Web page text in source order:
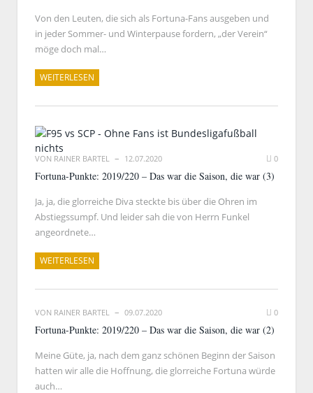
Von den Leuten, die sich als Fortuna-Fans ausgeben und
in jeder Sommer- und Winterpause fordern, „der Verein“
möge doch mal…
WEITERLESEN
VON RAINER BARTEL 12.07.2020 0
Fortuna-Punkte: 2019/220 – Das war die Saison, die war (3)
Ja, ja, die glorreiche Diva steckte bis über die Ohren im
Abstiegssumpf. Und leider sah die von Herrn Funkel
angeordnete…
WEITERLESEN
VON RAINER BARTEL 09.07.2020 0
Fortuna-Punkte: 2019/220 – Das war die Saison, die war (2)
Meine Güte, ja, nach dem ganz schönen Beginn der Saison
hatten wir alle die Hoffnung, die glorreiche Fortuna würde
auch…